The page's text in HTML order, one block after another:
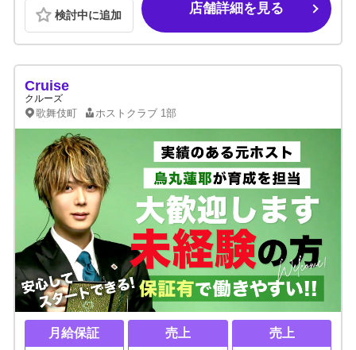
検討中に追加 店舗詳細を見る
Cruise
クルーズ
歌舞伎町 ホストクラブ 1部
月給保証 売上 売上